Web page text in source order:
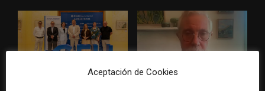
Aceptación de Cookies